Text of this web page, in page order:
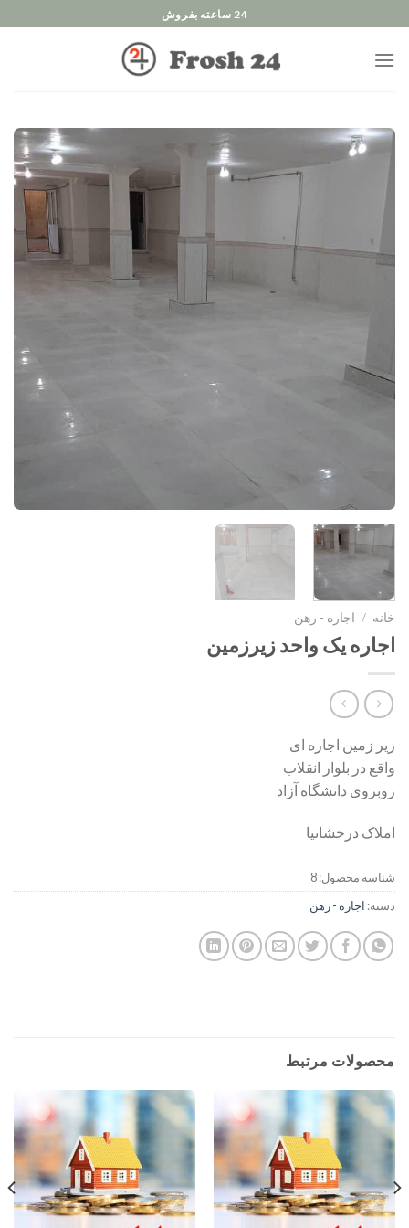
to
content
24 ساعته بفروش
خانه / اجاره - رهن
اجاره یک واحد زیرزمین
زیر زمین اجاره ای
واقع در بلوار انقلاب
روبروی دانشگاه آزاد
املاک درخشانیا
شناسه محصول:8
دسته: اجاره - رهن
محصولات مرتبط